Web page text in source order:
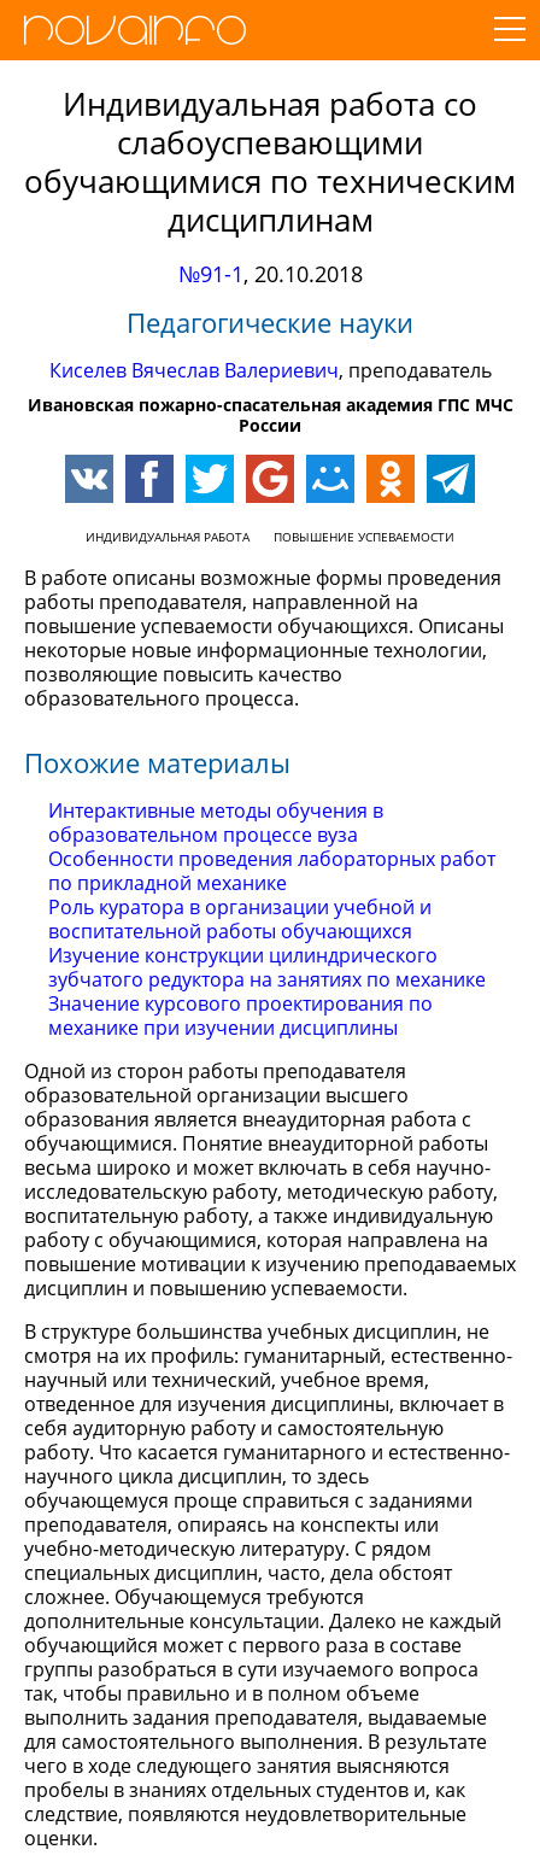
Индивидуальная работа со
слабоуспевающими
обучающимися по техническим
дисциплинам
№91-1, 20.10.2018
Педагогические науки
Киселев Вячеслав Валериевич, преподаватель
Ивановская пожарно-спасательная академия ГПС МЧС
России
ИНДИВИДУАЛЬНАЯ РАБОТА ПОВЫШЕНИЕ УСПЕВАЕМОСТИ
В работе описаны возможные формы проведения
работы преподавателя, направленной на
повышение успеваемости обучающихся. Описаны
некоторые новые информационные технологии,
позволяющие повысить качество
образовательного процесса.
Похожие материалы
Интерактивные методы обучения в
образовательном процессе вуза
Особенности проведения лабораторных работ
по прикладной механике
Роль куратора в организации учебной и
воспитательной работы обучающихся
Изучение конструкции цилиндрического
зубчатого редуктора на занятиях по механике
Значение курсового проектирования по
механике при изучении дисциплины
Одной из сторон работы преподавателя
образовательной организации высшего
образования является внеаудиторная работа с
обучающимися. Понятие внеаудиторной работы
весьма широко и может включать в себя научно-
исследовательскую работу, методическую работу,
воспитательную работу, а также индивидуальную
работу с обучающимися, которая направлена на
повышение мотивации к изучению преподаваемых
дисциплин и повышению успеваемости.
В структуре большинства учебных дисциплин, не
смотря на их профиль: гуманитарный, естественно-
научный или технический, учебное время,
отведенное для изучения дисциплины, включает в
себя аудиторную работу и самостоятельную
работу. Что касается гуманитарного и естественно-
научного цикла дисциплин, то здесь
обучающемуся проще справиться с заданиями
преподавателя, опираясь на конспекты или
учебно-методическую литературу. С рядом
специальных дисциплин, часто, дела обстоят
сложнее. Обучающемуся требуются
дополнительные консультации. Далеко не каждый
обучающийся может с первого раза в составе
группы разобраться в сути изучаемого вопроса
так, чтобы правильно и в полном объеме
выполнить задания преподавателя, выдаваемые
для самостоятельного выполнения. В результате
чего в ходе следующего занятия выясняются
пробелы в знаниях отдельных студентов и, как
следствие, появляются неудовлетворительные
оценки.